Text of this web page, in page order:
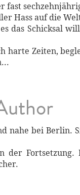
Hass auf die
das Schicksal
Zeiten,
bei Berlin.
der